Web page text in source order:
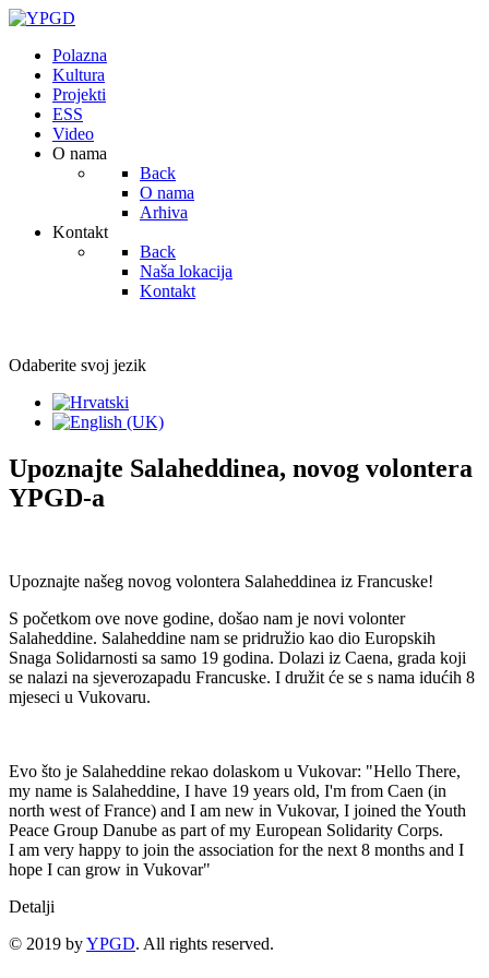
Polazna
Kultura
Projekti
ESS
Video
O nama
Back
O nama
Arhiva
Kontakt
Back
Naša lokacija
Kontakt
Odaberite svoj jezik
Upoznajte Salaheddinea, novog volontera
YPGD-a
Upoznajte našeg novog volontera Salaheddinea iz Francuske!
S početkom ove nove godine, došao nam je novi volonter
Salaheddine. Salaheddine nam se pridružio kao dio Europskih
Snaga Solidarnosti sa samo 19 godina. Dolazi iz Caena, grada koji
se nalazi na sjeverozapadu Francuske. I družit će se s nama idućih 8
mjeseci u Vukovaru.
Evo što je Salaheddine rekao dolaskom u Vukovar: "Hello There,
my name is Salaheddine, I have 19 years old, I'm from Caen (in
north west of France) and I am new in Vukovar, I joined the Youth
Peace Group Danube as part of my European Solidarity Corps.
I am very happy to join the association for the next 8 months and I
hope I can grow in Vukovar"
Detalji
© 2019 byYPGD. All rights reserved.